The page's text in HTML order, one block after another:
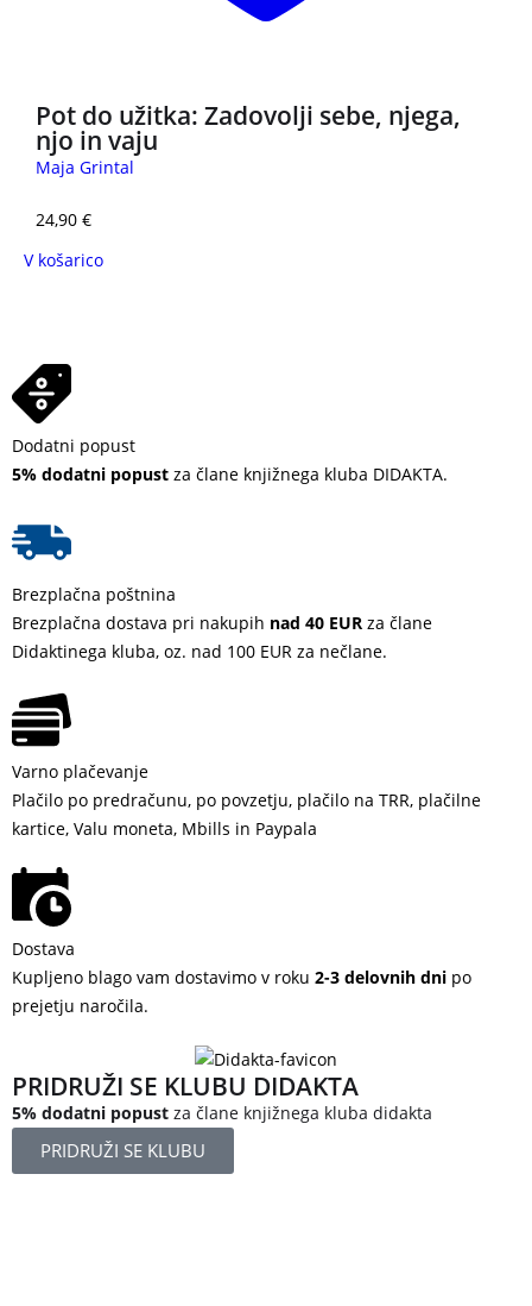
Pot do užitka: Zadovolji sebe, njega,
njo in vaju
Maja Grintal
24,90 €
V košarico
Dodatni popust
5% dodatni popust za člane knjižnega kluba DIDAKTA.
Brezplačna poštnina
Brezplačna dostava pri nakupih nad 40 EUR za člane
Didaktinega kluba, oz. nad 100 EUR za nečlane.
Varno plačevanje
Plačilo po predračunu, po povzetju, plačilo na TRR, plačilne
kartice, Valu moneta, Mbills in Paypala
Dostava
Kupljeno blago vam dostavimo v roku 2-3 delovnih dni po
prejetju naročila.
PRIDRUŽI SE KLUBU DIDAKTA
5% dodatni popust za člane knjižnega kluba didakta
PRIDRUŽI SE KLUBU